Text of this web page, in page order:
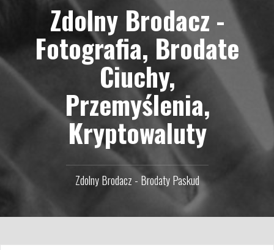
Zdolny Brodacz -
Fotografia, Brodate
Ciuchy,
Przemyślenia,
Kryptowaluty
Zdolny Brodacz - Brodaty Paskud